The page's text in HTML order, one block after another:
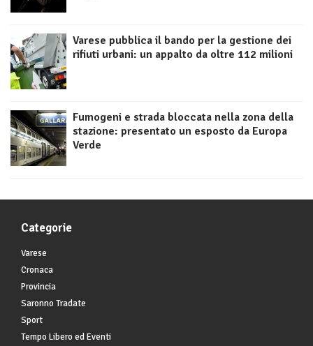
Varese pubblica il bando per la gestione dei
rifiuti urbani: un appalto da oltre 112 milioni
Fumogeni e strada bloccata nella zona della
stazione: presentato un esposto da Europa
Verde
Categorie
Varese
Cronaca
Provincia
Saronno Tradate
Sport
Tempo Libero ed Eventi